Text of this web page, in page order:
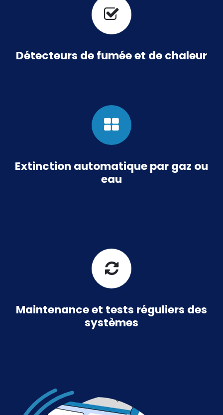
Détecteurs de fumée et de chaleur
Extinction automatique par gaz ou
eau
Maintenance et tests réguliers des
systèmes